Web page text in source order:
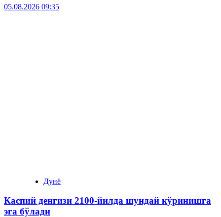
05.08.2026 09:35
Дунё
Каспий денгизи 2100-йилда шундай кўринишга
эга бўлади